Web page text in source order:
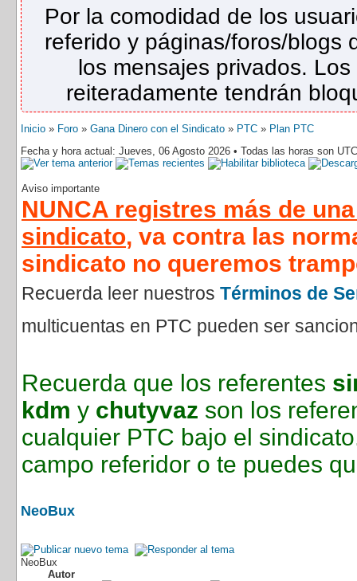
Por la comodidad de los
referido y páginas/foros/blogs
los mensajes privados.
reiteradamente tendrán
Inicio » Foro » Gana Dinero con el Sindicato » PTC » Plan PTC
Fecha y hora actual: Jueves, 06 Agosto 2026 • Todas las horas son
Aviso importante
NUNCA registres más de
sindicato, va contra las
sindicato no queremos
Recuerda leer nuestros Términos de
multicuentas en PTC pueden ser
Recuerda que los referentes
kdm y chutyvaz son los
cualquier PTC bajo el
campo referidor o te puedes
NeoBux
NeoBux
Autor